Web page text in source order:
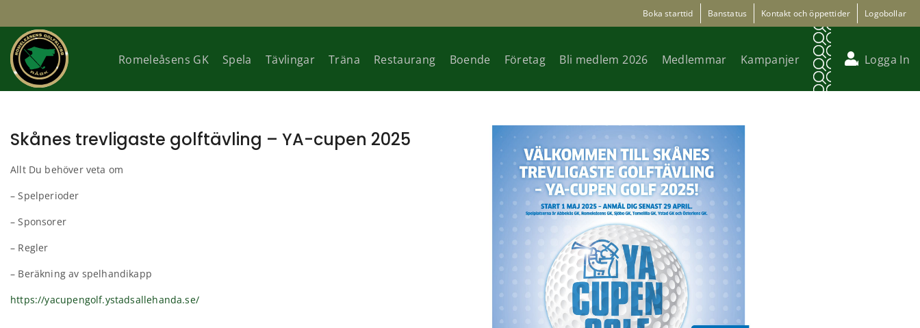
Boka starttid Banstatus Kontakt och öppettider Logobollar
Romeleåsens GK Spela Tävlingar Träna Restaurang Boende Företag Bli medlem 2026 Medlemmar Kampanjer Logga In
Skånes trevligaste golftävling – YA-cupen 2025
Allt Du behöver veta om
– Spelperioder
– Sponsorer
– Regler
– Beräkning av spelhandikapp
https://yacupengolf.ystadsallehanda.se/